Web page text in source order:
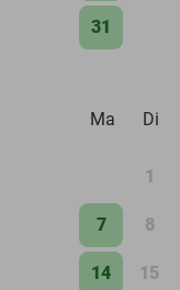
31
Ma
Di
1
7 8
14 15